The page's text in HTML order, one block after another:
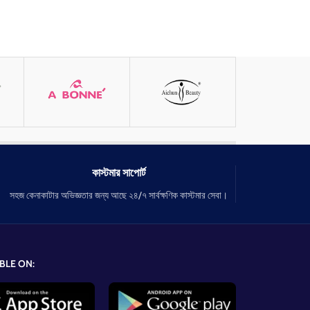
কাস্টমার সাপোর্ট
সহজ কেনাকাটার অভিজ্ঞতার জন্য আছে ২৪/৭ সার্বক্ষণিক কাস্টমার সেবা।
ON: